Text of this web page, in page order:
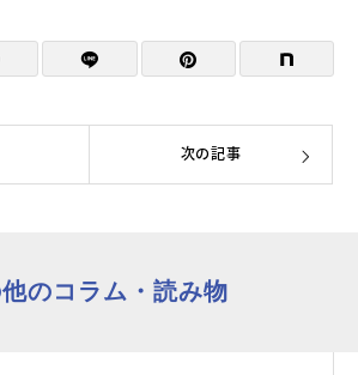
次の記事
のコラム・読み物